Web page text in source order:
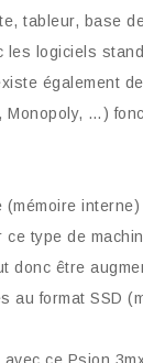
tableur, base
les logiciels
également
Monopoly, …)
(mémoire
ce type de
donc être
au format SSD
ce Psion